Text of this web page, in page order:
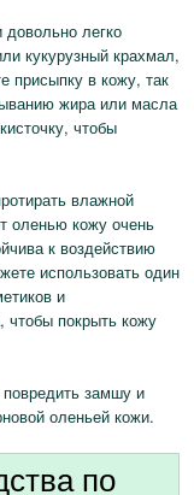
легко
кукурузный крахмал,
присыпку в кожу, так
жира или масла
чтобы
влажной
оленью кожу очень
к воздействию
использовать один
и
чтобы покрыть кожу
замшу и
оленьей кожи.
по